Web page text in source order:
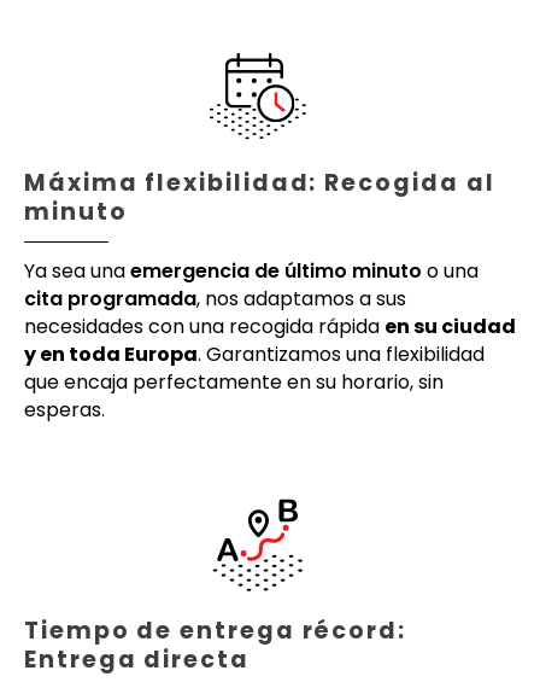
Máxima flexibilidad: Recogida al
minuto
Ya sea unaemergencia de último minuto o una
cita programada, nos adaptamos a sus
necesidades con una recogida rápida en su ciudad
y en toda Europa. Garantizamos una flexibilidad
que encaja perfectamente en su horario, sin
esperas.
Tiempo de entrega récord:
Entrega directa